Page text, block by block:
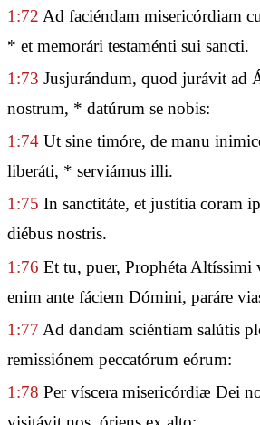
1:72 Ad faciéndam misericórdiam
* et memorári testaménti sui sancti.
1:73 Jusjurándum, quod jurávit ad
nostrum, * datúrum se nobis:
1:74 Ut sine timóre, de manu
liberáti, * serviámus illi.
1:75 In sanctitáte, et justítia coram
diébus nostris.
1:76 Et tu, puer, Prophéta
enim ante fáciem Dómini, paráre
1:77 Ad dandam sciéntiam salútis
remissiónem peccatórum eórum:
1:78 Per víscera misericórdiæ Dei